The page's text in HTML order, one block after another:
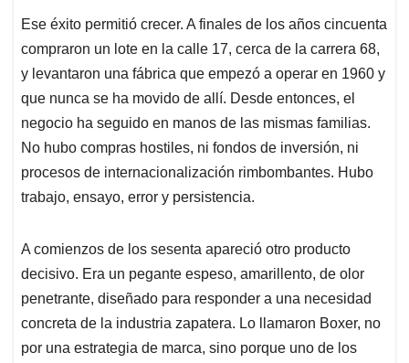
Ese éxito permitió crecer. A finales de los años cincuenta
compraron un lote en la calle 17, cerca de la carrera 68,
y levantaron una fábrica que empezó a operar en 1960 y
que nunca se ha movido de allí. Desde entonces, el
negocio ha seguido en manos de las mismas familias.
No hubo compras hostiles, ni fondos de inversión, ni
procesos de internacionalización rimbombantes. Hubo
trabajo, ensayo, error y persistencia.
A comienzos de los sesenta apareció otro producto
decisivo. Era un pegante espeso, amarillento, de olor
penetrante, diseñado para responder a una necesidad
concreta de la industria zapatera. Lo llamaron Boxer, no
por una estrategia de marca, sino porque uno de los